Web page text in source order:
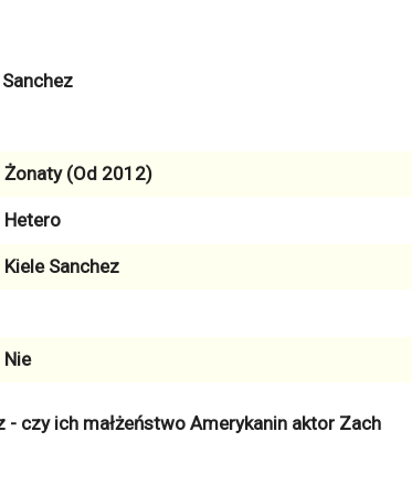
Żonaty (Od 2012)
Hetero
Kiele Sanchez
Nie
czy ich małżeństwo Amerykanin aktor Zach